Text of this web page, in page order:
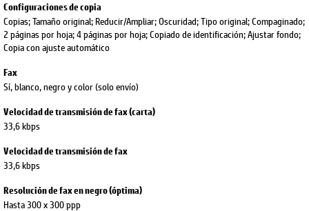
Configuraciones de copia
Copias; Tamaño original; Reducir/Ampliar; Oscuridad; Tipo original; Compaginado;
2 páginas por hoja; 4 páginas por hoja; Copiado de identificación; Ajustar fondo;
Copia con ajuste automático
Fax
Sí, blanco, negro y color (solo envío)
Velocidad de transmisión de fax (carta)
33,6 kbps
Velocidad de transmisión de fax
33,6 kbps
Resolución de fax en negro (óptima)
Hasta 300 x 300 ppp